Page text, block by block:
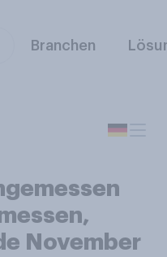
Branchen
November